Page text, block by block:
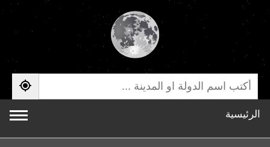
الرئيسية